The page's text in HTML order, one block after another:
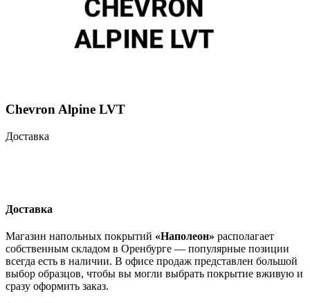
Chevron Alpine LVT
Доставка
Доставка
Магазин напольных покрытий «Наполеон» располагает
собственным складом в Оренбурге — популярные позиции
всегда есть в наличии. В офисе продаж представлен большой
выбор образцов, чтобы вы могли выбрать покрытие вживую и
сразу оформить заказ.